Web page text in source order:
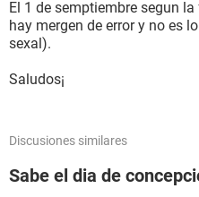
El 1 de semptiembre segun
hay mergen de error y no es
sexal).
Saludos¡
Discusiones similares
Sabe el dia de